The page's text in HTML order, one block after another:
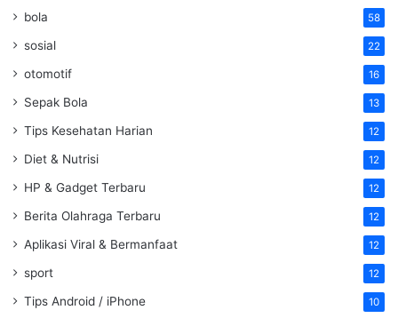
bola 58
sosial 22
otomotif 16
Sepak Bola 13
Tips Kesehatan Harian 12
Diet & Nutrisi 12
HP & Gadget Terbaru 12
Berita Olahraga Terbaru 12
Aplikasi Viral & Bermanfaat 12
sport 12
Tips Android / iPhone 10